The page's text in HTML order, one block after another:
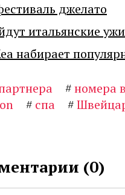
джелато
итальянские
набирает
#номера
# спа #
(0)